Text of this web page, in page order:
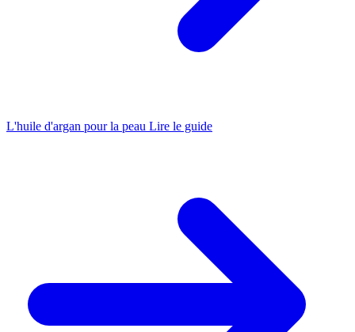
L'huile d'argan pour la peau Lire le guide